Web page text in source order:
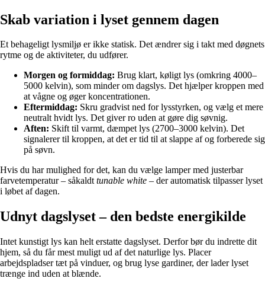
Skab variation i lyset gennem dagen
Et behageligt lysmiljø er ikke statisk. Det ændrer sig i takt med døgnets
rytme og de aktiviteter, du udfører.
Morgen og formiddag: Brug klart, køligt lys (omkring 4000–
5000 kelvin), som minder om dagslys. Det hjælper kroppen med
at vågne og øger koncentrationen.
Eftermiddag: Skru gradvist ned for lysstyrken, og vælg et mere
neutralt hvidt lys. Det giver ro uden at gøre dig søvnig.
Aften: Skift til varmt, dæmpet lys (2700–3000 kelvin). Det
signalerer til kroppen, at det er tid til at slappe af og forberede sig
på søvn.
Hvis du har mulighed for det, kan du vælge lamper med justerbar
farvetemperatur – såkaldttunable white – der automatisk tilpasser lyset
i løbet af dagen.
Udnyt dagslyset – den bedste energikilde
Intet kunstigt lys kan helt erstatte dagslyset. Derfor bør du indrette dit
hjem, så du får mest muligt ud af det naturlige lys. Placer
arbejdspladser tæt på vinduer, og brug lyse gardiner, der lader lyset
trænge ind uden at blænde.